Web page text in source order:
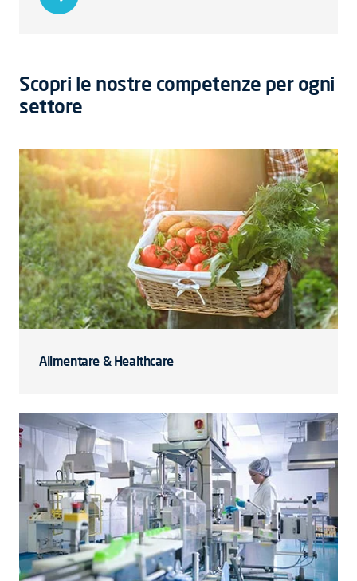
Scopri le nostre competenze per ogni
settore
Alimentare & Healthcare